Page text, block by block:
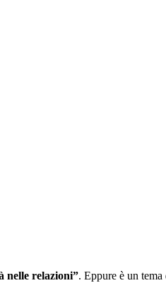
nelle relazioni”. Eppure è un